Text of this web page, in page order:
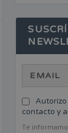
contacto y
Te